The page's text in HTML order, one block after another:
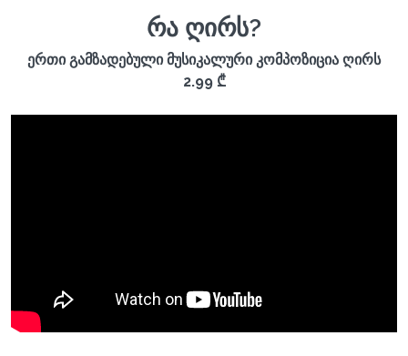
რა ღირს?
ერთი გამზადებული მუსიკალური კომპოზიცია ღირს
2.99 ₾